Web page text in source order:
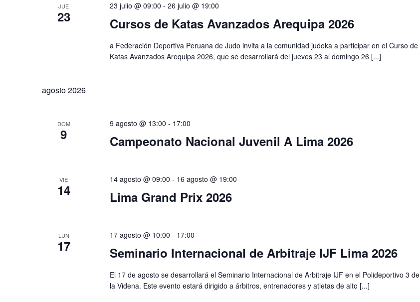
JUE
23 Cursos de Katas Avanzados Arequipa 2026
23 julio @ 09:00 - 26 julio @ 19:00
a Federación Deportiva Peruana de Judo invita a la comunidad judoka a participar en el Curso de
Katas Avanzados Arequipa 2026, que se desarrollará del jueves 23 al domingo 26 [...]
agosto 2026
DOM
9 Campeonato Nacional Juvenil A Lima 2026
9 agosto @ 13:00 - 17:00
VIE
14 Lima Grand Prix 2026
14 agosto @ 09:00 - 16 agosto @ 19:00
LUN
17 Seminario Internacional de Arbitraje IJF Lima 2026
17 agosto @ 10:00 - 17:00
El 17 de agosto se desarrollará el Seminario Internacional de Arbitraje IJF en el Polideportivo 3 de
la Videna. Este evento estará dirigido a árbitros, entrenadores y atletas de alto [...]